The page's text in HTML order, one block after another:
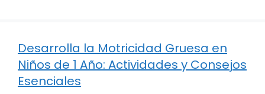
Desarrolla la Motricidad Gruesa en
Niños de 1 Año: Actividades y Consejos
Esenciales